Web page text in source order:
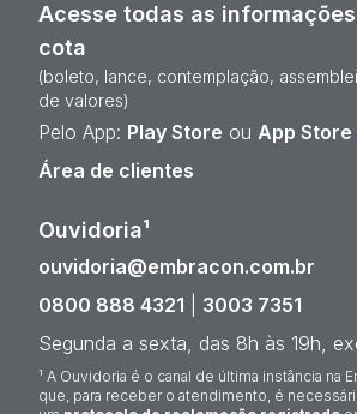
Acesse todas as
cota
(boleto, lance, contemplação,
de valores)
Pelo App: Play Store ou App Store
Área de clientes
Ouvidoria¹
ouvidoria@embracon.com.br
0800 888 4321
3003 7351
Segunda a sexta, das 8h às 19h,
¹ A Ouvidoria é o canal de última instância na
que, para receber o atendimento, é